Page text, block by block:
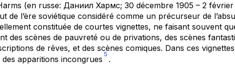
(en russe: Даниил Хармс; 30 décembre 1905 – 2
de l’ère soviétique considéré comme un précurseur de
constituée de courtes vignettes, ne faisant souvent
des scènes de pauvreté ou de privations, des scènes
de rêves, et des scènes comiques. Dans ces
apparitions incongrues
5
.